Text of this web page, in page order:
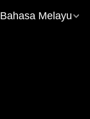
Bahasa Melayu